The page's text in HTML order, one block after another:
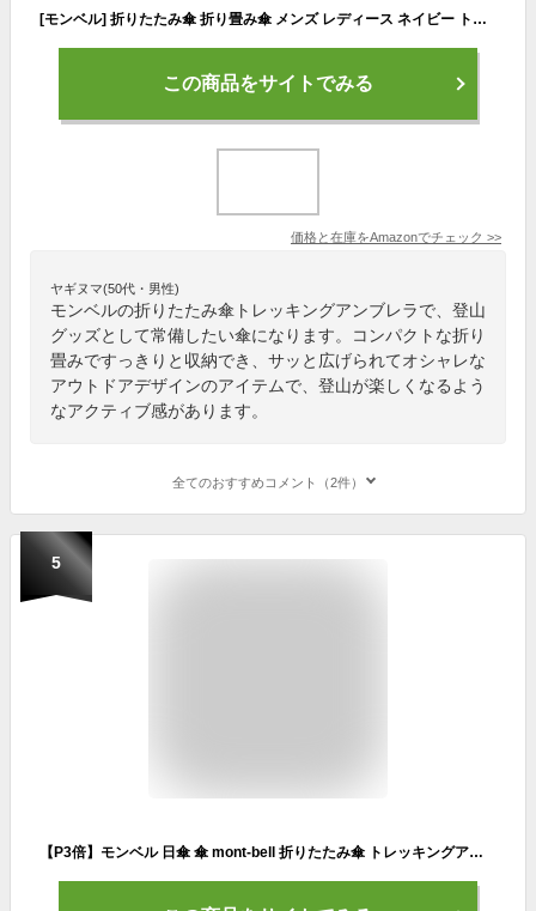
[モンベル] 折りたたみ傘 折り畳み傘 メンズ レディース ネイビー トレッキングアンブレラ 60 1128702 mont-bell
この商品をサイトでみる
価格と在庫をAmazonでチェック >>
ヤギヌマ(50代・男性)
モンベルの折りたたみ傘トレッキングアンブレラで、登山
グッズとして常備したい傘になります。コンパクトな折り
畳みですっきりと収納でき、サッと広げられてオシャレな
アウトドアデザインのアイテムで、登山が楽しくなるよう
なアクティブ感があります。
全てのおすすめコメント（2件）
5
【P3倍】モンベル 日傘 傘 mont-bell 折りたたみ傘 トレッキングアンブレラ 50 #1128698 コンパクト 軽量 通勤 通学 登山 トレッキング モンベル 折りたたみ傘 モンベル 日傘 遮光 熱中症対策 誕生日プレゼント 女性 友達 通販